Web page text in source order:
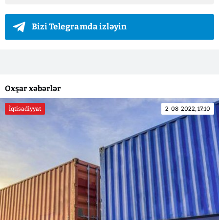
Bizi Telegramda izləyin
Oxşar xəbərlər
İqtisadiyyat 2-08-2022, 17:10